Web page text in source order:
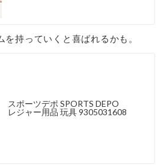
持っていくと喜ばれるかも。
スポーツデポ SPORTS DEPO
レジャー用品 玩具 9305031608